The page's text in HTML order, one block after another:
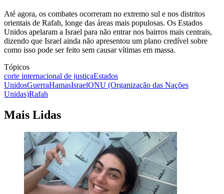
Até agora, os combates ocorreram no extremo sul e nos distritos
orientais de Rafah, longe das áreas mais populosas. Os Estados
Unidos apelaram a Israel para não entrar nos bairros mais centrais,
dizendo que Israel ainda não apresentou um plano credível sobre
como isso pode ser feito sem causar vítimas em massa.
Tópicos
corte internacional de justiçaEstados
UnidosGuerraHamasIsraelONU (Organização das Nações
Unidas)Rafah
Mais Lidas